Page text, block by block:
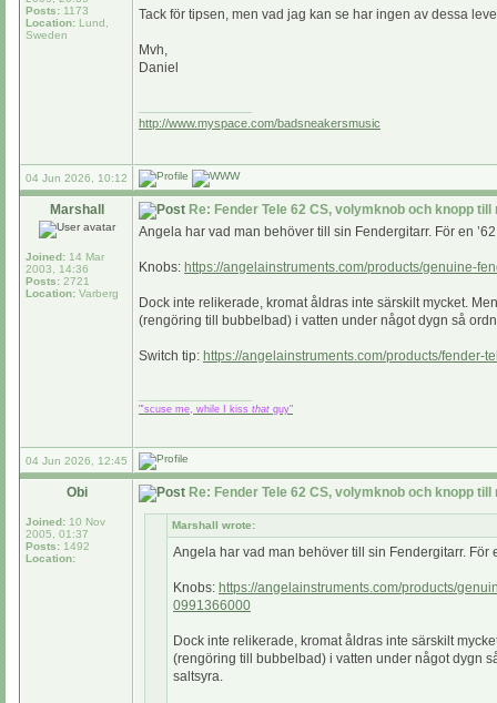
Posts: 1173
Location: Lund,
Sweden
Tack för tipsen, men vad jag kan se har ingen av dessa
Mvh,
Daniel
http://www.myspace.com/badsneakersmusic
04 Jun 2026, 10:12
Marshall
Joined: 14 Mar
2003, 14:36
Posts: 2721
Location: Varberg
Re: Fender Tele 62 CS, volymknob och knopp
Angela har vad man behöver till sin Fendergitarr. För en
Knobs: https://angelainstruments.com/products/genuine-
Dock inte relikerade, kromat åldras inte särskilt mycket.
(rengöring till bubbelbad) i vatten under något dygn så
Switch tip: https://angelainstruments.com/products/fender-
"'scuse me, while I kiss that guy"
04 Jun 2026, 12:45
Obi
Joined: 10 Nov
2005, 01:37
Posts: 1492
Location:
Re: Fender Tele 62 CS, volymknob och knopp
Marshall wrote:
Angela har vad man behöver till sin Fendergitarr. För
Knobs: https://angelainstruments.com/products/
0991366000
Dock inte relikerade, kromat åldras inte särskilt
(rengöring till bubbelbad) i vatten under något dygn
saltsyra.